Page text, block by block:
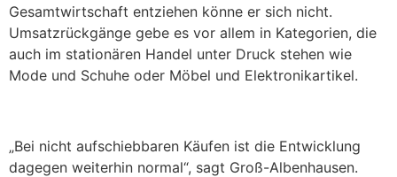
Gesamtwirtschaft entziehen könne er sich nicht.
Umsatzrückgänge gebe es vor allem in Kategorien, die
auch im stationären Handel unter Druck stehen wie
Mode und Schuhe oder Möbel und Elektronikartikel.
„Bei nicht aufschiebbaren Käufen ist die Entwicklung
dagegen weiterhin normal“, sagt Groß-Albenhausen.